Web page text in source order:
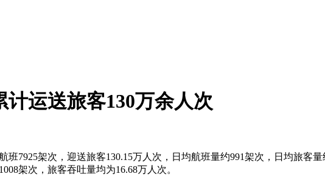
计运送旅客130万余人次
7925架次，迎送旅客130.15万人次，日均航班量约991架次，日均旅客
架次，旅客吞吐量均为16.68万人次。